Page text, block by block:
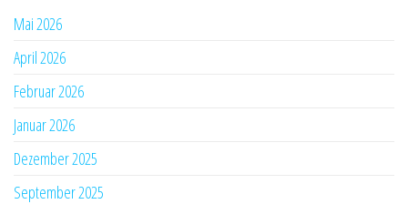
Mai 2026
April 2026
Februar 2026
Januar 2026
Dezember 2025
September 2025